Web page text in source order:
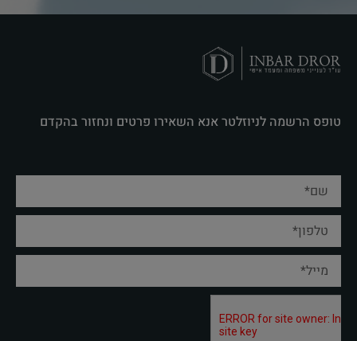
טופס הרשמה לניוזלטר אנא השאירו פרטים ונחזור בהקדם